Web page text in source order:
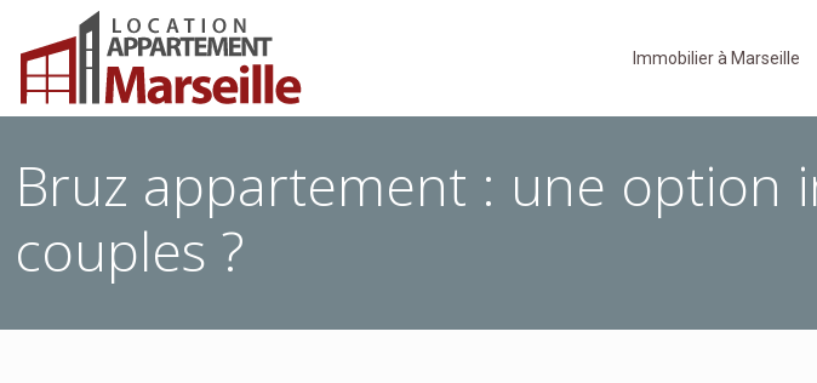
Immobilier à Marseille
Bruz appartement : une option
couples ?